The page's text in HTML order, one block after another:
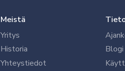
Meistä
Yritys
Historia
Yhteystiedot
Blogi